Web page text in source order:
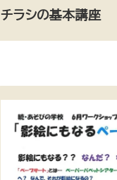
チラシの基本講座